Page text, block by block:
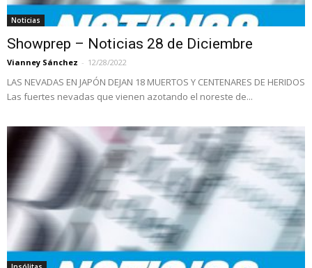
Noticias
Showprep – Noticias 28 de Diciembre
Vianney Sánchez - 12/28/2022
LAS NEVADAS EN JAPÓN DEJAN 18 MUERTOS Y CENTENARES DE HERIDOS
Las fuertes nevadas que vienen azotando el noreste de...